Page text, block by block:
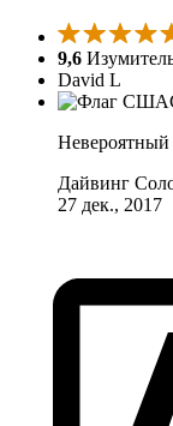
9,6
David L
Невероятный
Дайвинг
27 дек., 2017